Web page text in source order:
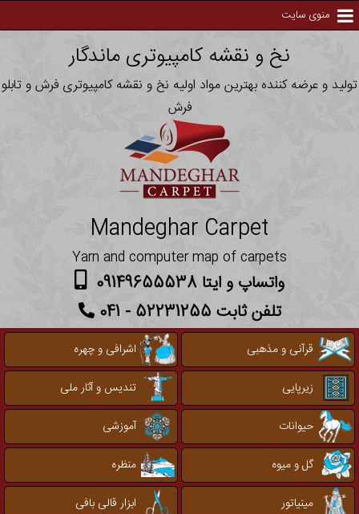
منوی سایت
نخ و نقشه کامپیوتری ماندگار
تولید و عرضه کننده بهترین مواد اولیه نخ و نقشه کامپیوتری فرش و تابلو
فرش
Mandeghar Carpet
Yarn and computer map of carpets
واتساپ و ایتا 09149655538
تلفن ثابت 52231255 - 041
قرآنی و مذهبی
اشرافی و چهره
زیرپایی
تندیس و آثار ملی
حیوانات
آموزشی
گل و میوه
منظره
مینیاتور
ابزار قالی بافی